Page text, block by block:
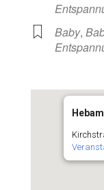
Baby,